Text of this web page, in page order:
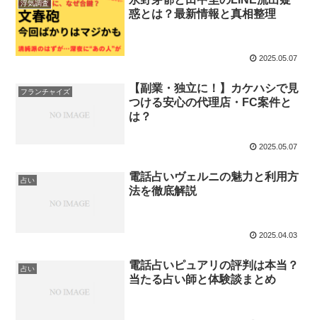
浮気調査
惑とは？最新情報と真相整理
2025.05.07
フランチャイズ
【副業・独立に！】カケハシで見
つける安心の代理店・FC案件と
は？
2025.05.07
占い
電話占いヴェルニの魅力と利用方
法を徹底解説
2025.04.03
占い
電話占いピュアリの評判は本当？
当たる占い師と体験談まとめ